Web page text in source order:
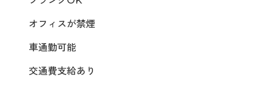
オフィスが禁煙
車通勤可能
交通費支給あり